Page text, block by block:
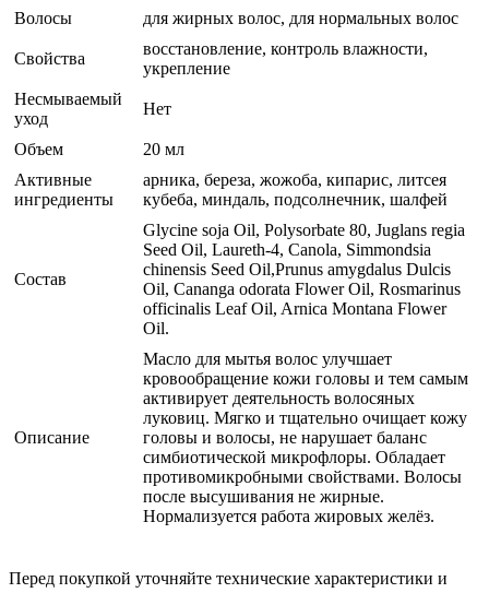
Волосы
для жирных волос, для нормальных волос
Свойства
восстановление, контроль влажности,
укрепление
Несмываемый
уход
Нет
Объем
20 мл
Активные
ингредиенты
арника, береза, жожоба, кипарис, литсея
кубеба, миндаль, подсолнечник, шалфей
Состав
Glycine soja Oil, Polysorbate 80, Juglans regia
Seed Oil, Laureth-4, Canola, Simmondsia
chinensis Seed Oil,Prunus amygdalus Dulcis
Oil, Cananga odorata Flower Oil, Rosmarinus
officinalis Leaf Oil, Arnica Montana Flower
Oil.
Описание
Масло для мытья волос улучшает
кровообращение кожи головы и тем самым
активирует деятельность волосяных
луковиц. Мягко и тщательно очищает кожу
головы и волосы, не нарушает баланс
симбиотической микрофлоры. Обладает
противомикробными свойствами. Волосы
после высушивания не жирные.
Нормализуется работа жировых желёз.
Перед покупкой уточняйте технические характеристики и